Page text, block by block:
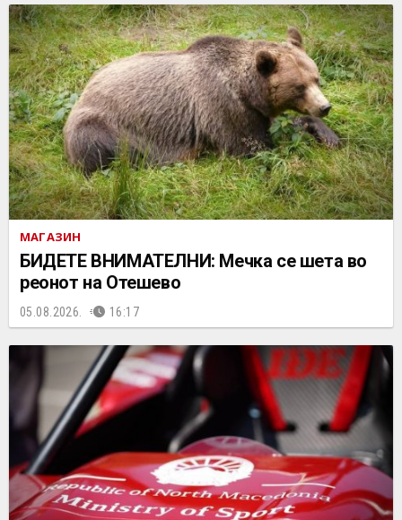
МАГАЗИН
БИДЕТЕ ВНИМАТЕЛНИ: Мечка се шета во
реонот на Отешево
05.08.2026. 16:17